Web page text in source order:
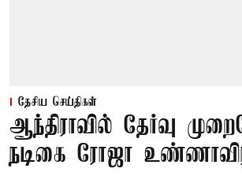
தேசிய செய்திகள்
ஆந்திராவில் தேர்வு
நடிகை ரோஜா